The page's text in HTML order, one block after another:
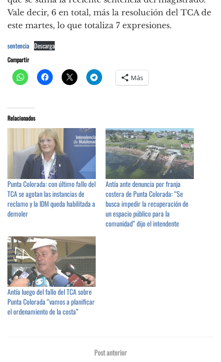
Vale decir, 6 en total, más la resolución del TCA de
este martes, lo que totaliza 7 expresiones.
sentencia Descarga
Compartir
Más
Relacionados
Punta Colorada: con último fallo del
TCA se agotan las instancias de
reclamo y la IDM queda habilitada a
demoler
Antía ante denuncia por franja
costera de Punta Colorada: “Se
busca impedir la recuperación de
un espacio público para la
comunidad” dijo el intendente
Antía luego del fallo del TCA sobre
Punta Colorada “vamos a planificar
el ordenamiento de la costa”
Post anterior